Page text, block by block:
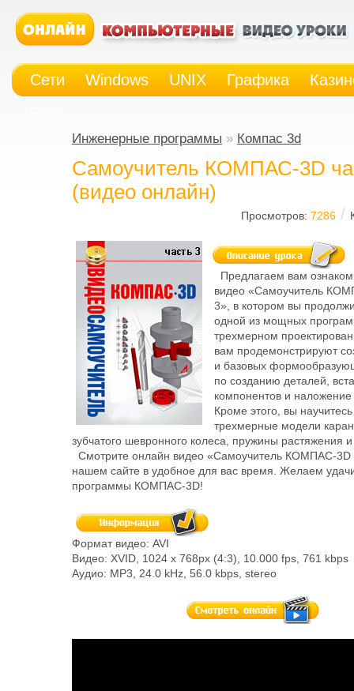
Сети Windows UNIX Графика
Инженерные программы » Компас 3d
Самоучитель КОМПАС-3D
(видео онлайн)
Просмотров: 7286 /
Предлагаем вам
видео «Самоучитель
3», в котором вы
одной из мощных
трехмерном
вам продемонстрируют
и базовых
по созданию деталей,
компонентов и
Кроме этого, вы научитесь
трехмерные модели
зубчатого шевронного колеса, пружины растяжения
Смотрите онлайн видео «Самоучитель КОМПАС-3D
нашем сайте в удобное для вас время. Желаем
программы КОМПАС-3D!
Формат видео: AVI
Видео: XVID, 1024 x 768px (4:3), 10.000 fps, 761 kbps
Аудио: MP3, 24.0 kHz, 56.0 kbps, stereo